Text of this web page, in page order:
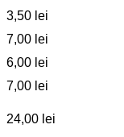
3,50 lei
7,00 lei
6,00 lei
7,00 lei
24,00 lei